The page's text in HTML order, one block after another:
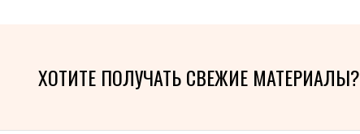
ХОТИТЕ ПОЛУЧАТЬ СВЕЖИЕ МАТЕРИАЛЫ?